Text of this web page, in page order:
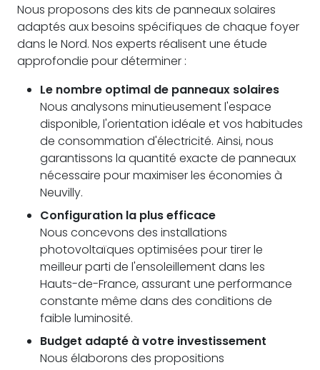
Nous proposons des kits de panneaux solaires
adaptés aux besoins spécifiques de chaque foyer
dans le Nord. Nos experts réalisent une étude
approfondie pour déterminer :
Le nombre optimal de panneaux solaires
Nous analysons minutieusement l'espace
disponible, l'orientation idéale et vos habitudes
de consommation d'électricité. Ainsi, nous
garantissons la quantité exacte de panneaux
nécessaire pour maximiser les économies à
Neuvilly.
Configuration la plus efficace
Nous concevons des installations
photovoltaïques optimisées pour tirer le
meilleur parti de l'ensoleillement dans les
Hauts-de-France, assurant une performance
constante même dans des conditions de
faible luminosité.
Budget adapté à votre investissement
Nous élaborons des propositions